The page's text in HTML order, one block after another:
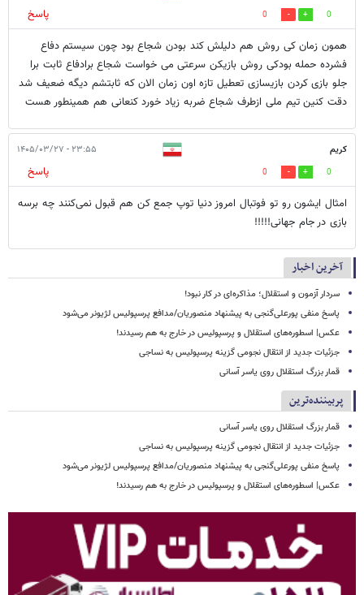
0
0
پاسخ
همون زمان کی روش هم دلیلش کند بودن شجاع بود چون سیستم دفاع
فشرده حمله بودکی روش بازیکن سرعتی می خواست شجاع برادفاع ثابت برا
جلو بازی کردن بازیسازی تعطیل تازه اون زمان الان که ثابتشم دیگه ضعیف شد
دقت کنین تیم ملی ازطرف شجاع ضربه زیاد خورد کنعانی هم همینطور هست
کریم ۲۳:۵۵ - ۱۴۰۵/۰۳/۲۷
0
0
پاسخ
امثال ایشون رو تو فوتبال امروز دنیا توپ جمع کن هم قبول نمی‌کنند چه برسه
بازی در جام جهانی!!!!!
آخرین اخبار
سردار آزمون و استقلال؛ مذاکره‌ای در کار نبود!
پاسخ منفی پورعلی‌گنجی به پیشنهاد منصوریان/مدافع پرسپولیس لژیونر می‌شود
عکس| اسطوره‌های استقلال و پرسپولیس در خارج به هم رسیدند!
جزئیات جدید از انتقال نجومی گزینه پرسپولیس به نساجی
قمار بزرگ استقلال روی یاسر آسانی
پربیننده‌ترین
قمار بزرگ استقلال روی یاسر آسانی
جزئیات جدید از انتقال نجومی گزینه پرسپولیس به نساجی
پاسخ منفی پورعلی‌گنجی به پیشنهاد منصوریان/مدافع پرسپولیس لژیونر می‌شود
عکس| اسطوره‌های استقلال و پرسپولیس در خارج به هم رسیدند!